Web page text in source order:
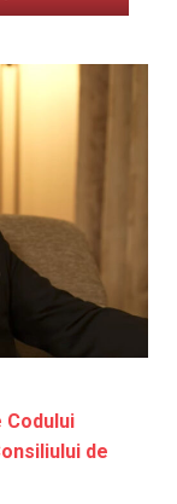
Codului
de